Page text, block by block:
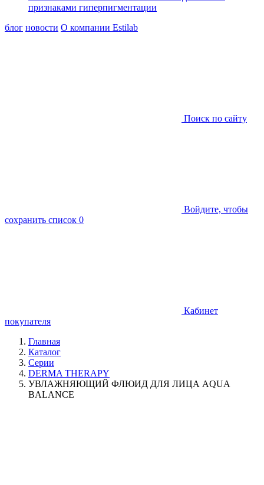
признаками гиперпигментации
блог новости О компании Estilab
Поиск по сайту
Войдите, чтобы
сохранить список 0
Кабинет
покупателя
Главная
Каталог
Серии
DERMA THERAPY
УВЛАЖНЯЮЩИЙ ФЛЮИД ДЛЯ ЛИЦА AQUA
BALANCE